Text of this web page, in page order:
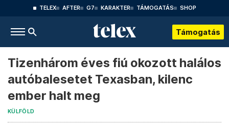
TELEX AFTER G7 KARAKTER TÁMOGATÁS SHOP
Támogatás
Tizenhárom éves fiú okozott halálos
autóbalesetet Texasban, kilenc
ember halt meg
KÜLFÖLD